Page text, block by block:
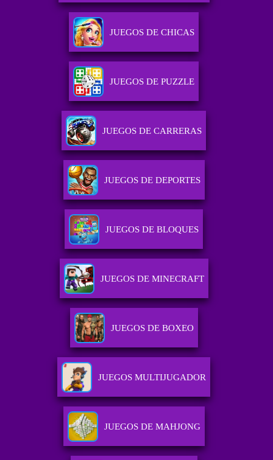
JUEGOS DE CHICAS
JUEGOS DE PUZZLE
JUEGOS DE CARRERAS
JUEGOS DE DEPORTES
JUEGOS DE BLOQUES
JUEGOS DE MINECRAFT
JUEGOS DE BOXEO
JUEGOS MULTIJUGADOR
JUEGOS DE MAHJONG